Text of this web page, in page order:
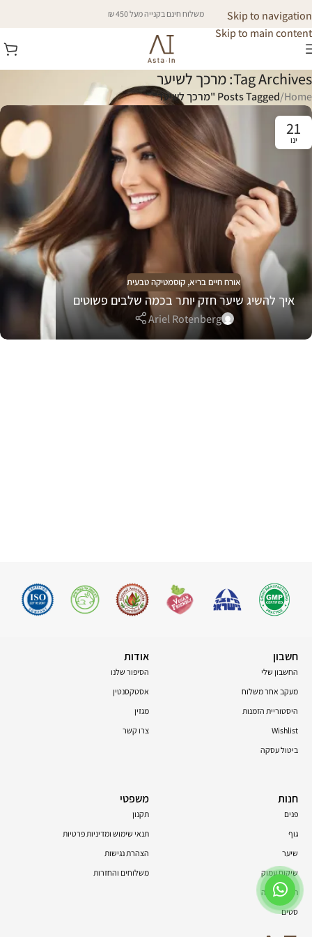
Skip to navigation
Skip to main content
משלוח חינם בקנייה מעל 450 ₪
Tag Archives: מרכך לשיער
Home
/Posts Tagged "מרכך לשיער"
21
ינו
אורח חיים בריא, קוסמטיקה טבעית
איך להשיג שיער חזק יותר בכמה שלבים פשוטים
Ariel Rotenberg
חשבון
החשבון שלי
מעקב אחר משלוח
היסטוריית הזמנות
Wishlist
ביטול עסקה
אודות
הסיפור שלנו
אסטקסנטין
מגזין
צרו קשר
חנות
פנים
גוף
שיער
שיקום עמוק
תוספי תזונה
סטים
משפטי
תקנון
תנאי שימוש ומדיניות פרטיות
הצהרת נגישות
משלוחים והחזרות